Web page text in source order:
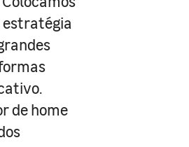
estratégia
de home